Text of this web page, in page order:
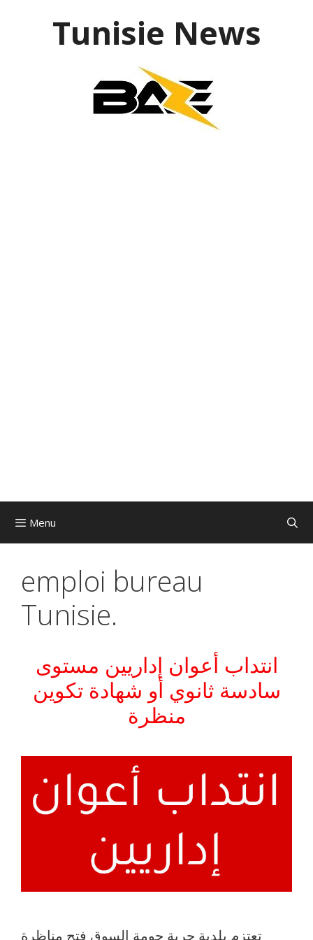
Tunisie News
Menu
emploi bureau
Tunisie.
انتداب أعوان إداريين مستوى
سادسة ثانوي أو شهادة تكوين
منظرة
تعتزم بلدية جربة حومة السوق فتح مناظرة